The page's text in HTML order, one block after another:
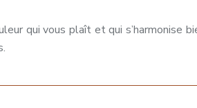
qui vous plaît et qui s’harmonise